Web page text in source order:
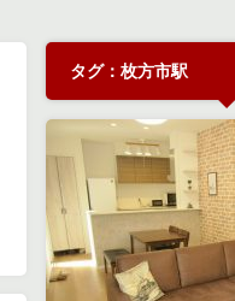
タグ：枚方市駅